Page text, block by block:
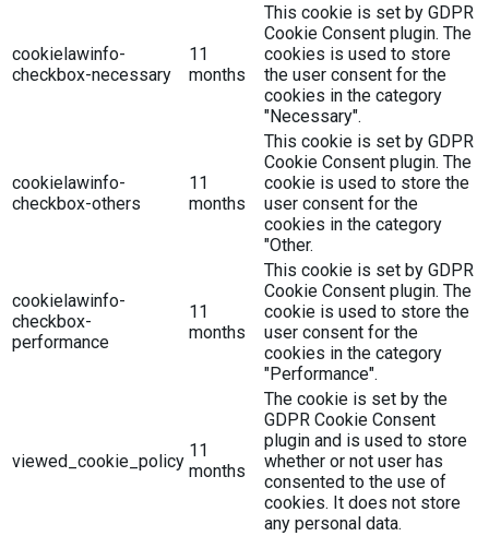
cookielawinfo-
checkbox-necessary
11
months
This cookie is set by GDPR
Cookie Consent plugin. The
cookies is used to store
the user consent for the
cookies in the category
"Necessary".
cookielawinfo-
checkbox-others
11
months
This cookie is set by GDPR
Cookie Consent plugin. The
cookie is used to store the
user consent for the
cookies in the category
"Other.
cookielawinfo-
checkbox-
performance
11
months
This cookie is set by GDPR
Cookie Consent plugin. The
cookie is used to store the
user consent for the
cookies in the category
"Performance".
viewed_cookie_policy
11
months
The cookie is set by the
GDPR Cookie Consent
plugin and is used to store
whether or not user has
consented to the use of
cookies. It does not store
any personal data.